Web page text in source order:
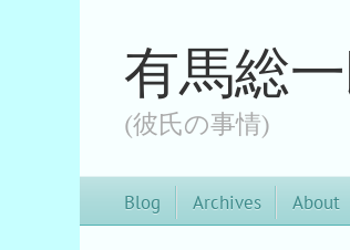
有馬総
(彼氏の事情)
Blog Archives About